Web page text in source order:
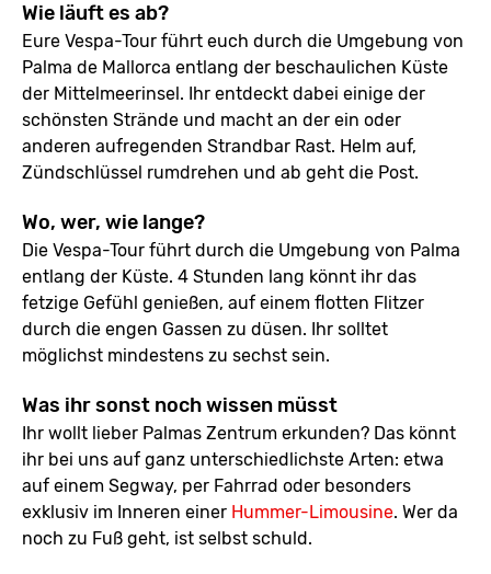
Wie läuft es ab?
Eure Vespa-Tour führt euch durch die Umgebung von
Palma de Mallorca entlang der beschaulichen Küste
der Mittelmeerinsel. Ihr entdeckt dabei einige der
schönsten Strände und macht an der ein oder
anderen aufregenden Strandbar Rast. Helm auf,
Zündschlüssel rumdrehen und ab geht die Post.
Wo, wer, wie lange?
Die Vespa-Tour führt durch die Umgebung von Palma
entlang der Küste. 4 Stunden lang könnt ihr das
fetzige Gefühl genießen, auf einem flotten Flitzer
durch die engen Gassen zu düsen. Ihr solltet
möglichst mindestens zu sechst sein.
Was ihr sonst noch wissen müsst
Ihr wollt lieber Palmas Zentrum erkunden? Das könnt
ihr bei uns auf ganz unterschiedlichste Arten: etwa
auf einem Segway, per Fahrrad oder besonders
exklusiv im Inneren einer Hummer-Limousine. Wer da
noch zu Fuß geht, ist selbst schuld.